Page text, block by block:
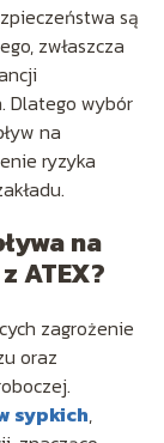
są
zwłaszcza
Dlatego wybór
na
ryzyka
na
ATEX?
zagrożenie
oraz
sypkich,